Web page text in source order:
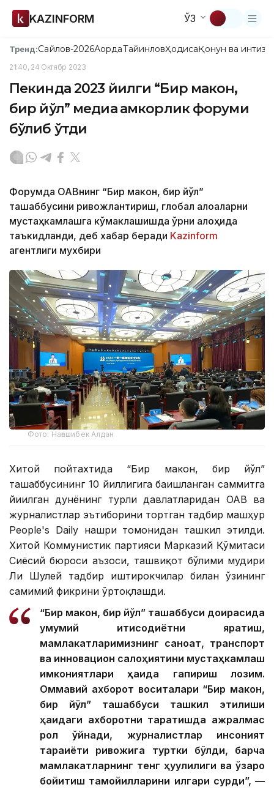
KAZINFORM ЎЗ
Тренд:Сайлов-2026АқордаТайинловҲодисаҚонун ва
21:40, 24 Октябр 2023
Пекинда 2023 йилги “Бир макон,
бир йўл” медиа ҳамкорлик форуми
бўлиб ўтди
Форумда ОАВнинг “Бир макон, бир йўл”
ташаббусини ривожлантириш, глобал алоқаларни
мустаҳкамлашга кўмаклашишда ўрни алоҳида
таъкидланди, деб хабар беради Kazinform
агентлиги мухбири
Фото: Нағашибек Алдан
Хитой пойтахтида “Бир макон, бир йўл”
ташаббусининг 10 йиллигига бағишланган саммитга
йиғилган дунёнинг турли давлатларидан ОАВ ва
журналистлар эътиборини тортган тадбир машҳур
People's Daily нашри томонидан ташкил этилди.
Хитой Коммунистик партияси Марказий Қўмитаси
Сиёсий бюроси аъзоси, ташвиқот бўлими мудири
Ли Шулей тадбир иштирокчилар билан ўзининг
самимий фикрини ўртоқлашди.
“Бир макон, бир йўл” ташаббуси доирасида
умумий иқтисодиётни яратиш,
мамлакатларимизнинг саноат, транспорт
ва инновацион салоҳиятини мустаҳкамлаш
имкониятлари ҳақида гапириш лозим.
Оммавий ахборот воситалари “Бир макон,
бир йўл” ташаббуси ташкил этилиши
ҳақидаги ахборотни тарқатишда ажралмас
рол ўйнади, журналистлар инсоният
тараққиёти ривожига туртки бўлди, барча
мамлакатларнинг тенг ҳуқуқлилиги ва ўзаро
бойитиш тамойилларини илгари сурди”, —